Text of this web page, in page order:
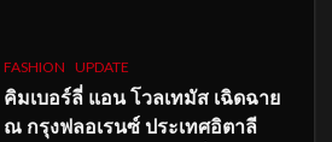
FASHION UPDATE
คิมเบอร์ลี่ แอน โวลเทมัส เฉิดฉาย
ณ กรุงฟลอเรนซ์ ประเทศอิตาลี